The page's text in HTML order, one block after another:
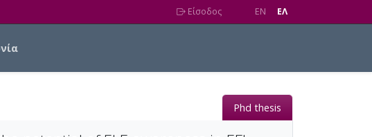
Είσοδος EN EΛ
Phd thesis